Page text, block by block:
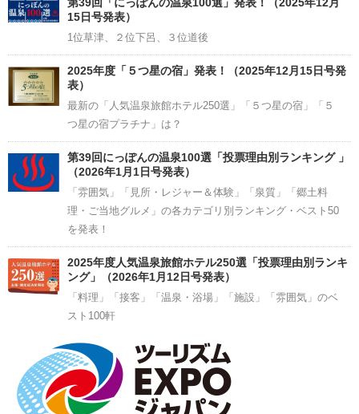
15日号発表）
1位草津、２位下呂、３位道後
2025年度「５つ星の宿」発表！（2025年12月15日号発
表）
最新の「人気温泉旅館ホテル250選」「５つ星の宿」「５
つ星の宿プラチナ」は？
第39回にっぽんの温泉100選「投票理由別ランキング 」
（2026年1月1日号発表）
「雰囲気」「見所・レジャー＆体験」「泉質」「郷土料
理・ご当地グルメ」の各カテゴリ別ランキング・ベスト50
を発表！
2025年度人気温泉旅館ホテル250選「投票理由別ランキ
ング」（2026年1月12日号発表）
「料理」「接客」「温泉・浴場」「施設」「雰囲気」のベ
スト100軒